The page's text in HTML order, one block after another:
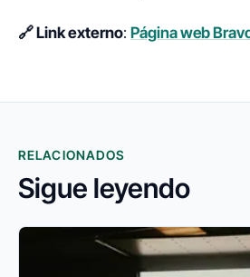
🔗 Link externo: Página web
RELACIONADOS
Sigue leyendo